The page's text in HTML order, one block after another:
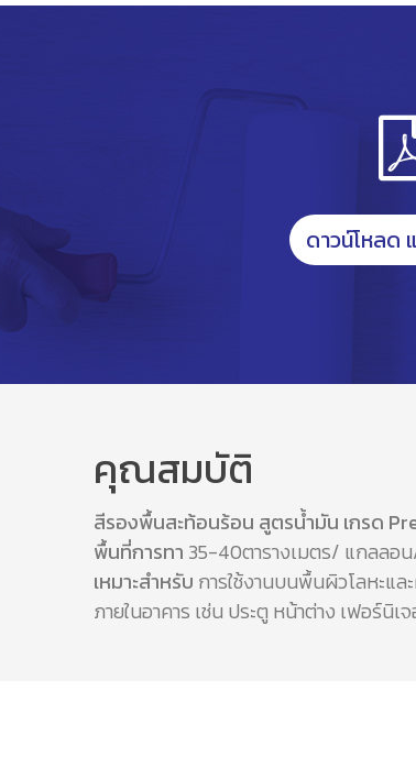
ดาวน์โหลด
คุณสมบัติ
สีรองพื้นสะท้อนร้อน สูตรน้ำมัน เกรด
พื้นที่การทา 35-40ตารางเมตร/ แกลลอ
เหมาะสำหรับ การใช้งานบนพื้นผิวโลหะแล
ภายในอาคาร เช่น ประตู หน้าต่าง เฟอร์นิ